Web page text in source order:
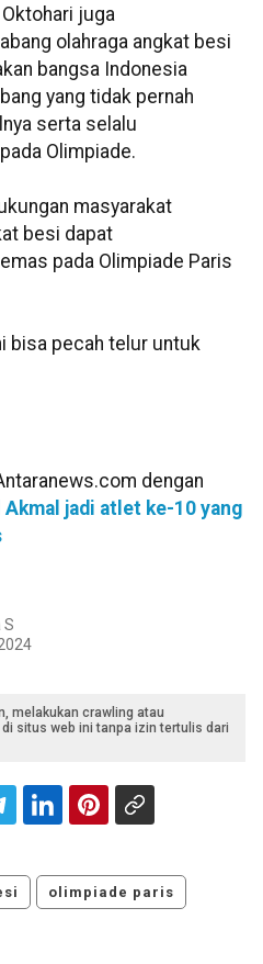
juga
olahraga angkat besi
bangsa Indonesia
yang tidak pernah
serta selalu
Olimpiade.
masyarakat
besi dapat
pada Olimpiade Paris
bisa pecah telur untuk
dengan
Akmal jadi atlet ke-10 yang
S
melakukan crawling atau
situs web ini tanpa izin tertulis dari
olimpiade paris